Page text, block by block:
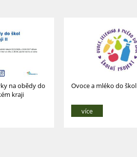
na obědy do
kraji
Ovoce a mléko do škol
více